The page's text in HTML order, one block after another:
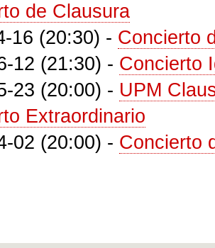
de Clausura
16 (20:30) - Concierto
12 (21:30) - Concierto
23 (20:00) - UPM
Extraordinario
02 (20:00) - Concierto